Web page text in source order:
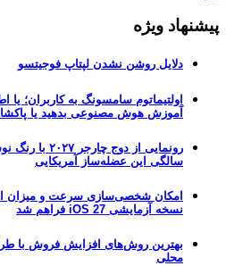
پیشنهاد ویژه
دلایل روشن نشدن لپتاپ فوجیتسو
اولتیماتوم سامسونگ به کاربران؛ یا
آموزش هوش مصنوعی بدهید یا
سالگی این عضله‌ساز آمریکایی
امکان شخصی‌سازی سرعت و میزان
نسخه آزمایشی iOS 27 فراهم شد
بهترین روش‌های افزایش فروش با
محلی